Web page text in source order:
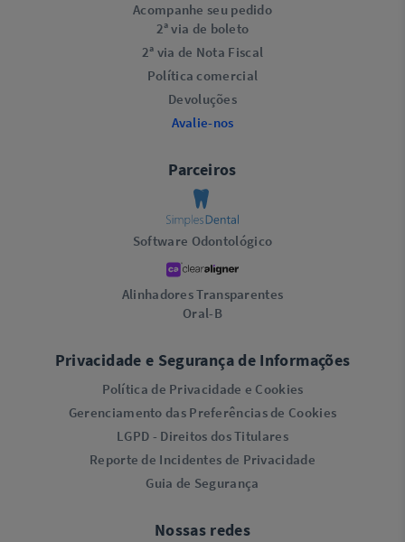
Acompanhe seu pedido
2ª via de boleto
2ª via de Nota Fiscal
Política comercial
Devoluções
Avalie-nos
Parceiros
Software Odontológico
Alinhadores Transparentes
Oral-B
Privacidade e Segurança de Informações
Política de Privacidade e Cookies
Gerenciamento das Preferências de Cookies
LGPD - Direitos dos Titulares
Reporte de Incidentes de Privacidade
Guia de Segurança
Nossas redes